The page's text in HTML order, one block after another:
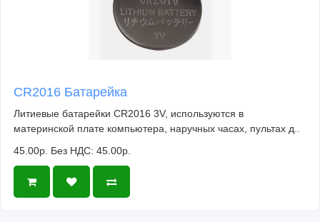
CR2016 Батарейка
Литиевые батарейки CR2016 3V, используются в
материнской плате компьютера, наручных часах, пультах д..
45.00р. Без НДС: 45.00р.